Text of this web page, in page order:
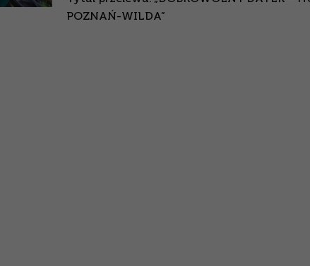
POZNAŃ-WILDA”